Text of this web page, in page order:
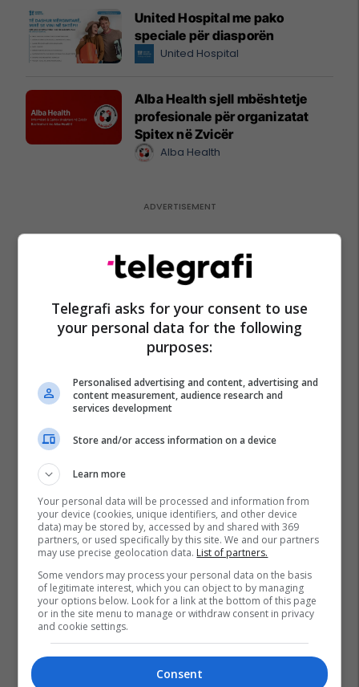
United Hospital me pako
speciale për diasporën
United Hospital
Alba Health sjell mbështetje
profesionale për organizatat
Spitex në Zvicër
Alba Health
Telegrafi asks for your consent to use
your personal data for the following
purposes:
Personalised advertising and content, advertising and
content measurement, audience research and
services development
Store and/or access information on a device
Learn more
Your personal data will be processed and information from
your device (cookies, unique identifiers, and other device
data) may be stored by, accessed by and shared with 369
partners, or used specifically by this site. We and our partners
may use precise geolocation data. List of partners.
Some vendors may process your personal data on the basis
of legitimate interest, which you can object to by managing
your options below. Look for a link at the bottom of this page
or in the site menu to manage or withdraw consent in privacy
and cookie settings.
Consent